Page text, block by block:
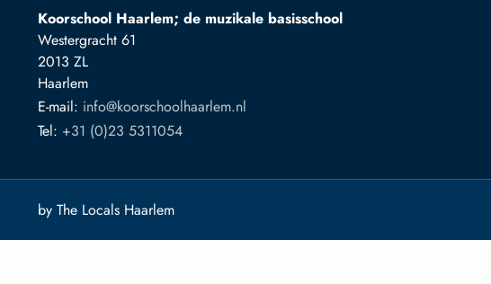
Koorschool Haarlem; de muzikale basisschool
Westergracht 61
2013 ZL
Haarlem
E-mail: info@koorschoolhaarlem.nl
Tel: +31 (0)23 5311054
by The Locals Haarlem